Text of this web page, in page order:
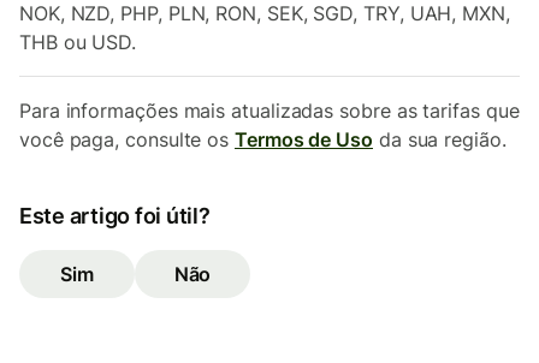
NOK, NZD, PHP, PLN, RON, SEK, SGD, TRY, UAH, MXN,
THB ou USD.
Para informações mais atualizadas sobre as tarifas que
você paga, consulte osTermos de Uso da sua região.
Este artigo foi útil?
Sim Não